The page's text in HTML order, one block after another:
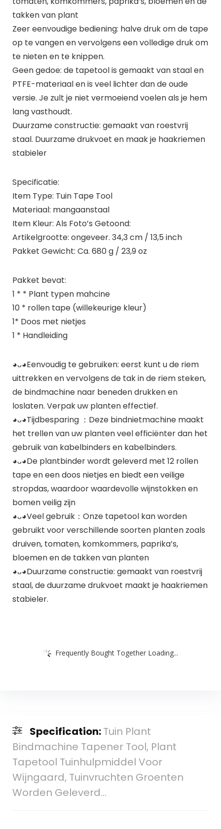
takken van plant
Zeer eenvoudige bediening: halve druk om de tape
op te vangen en vervolgens een volledige druk om
te nieten en te knippen.
Geen gedoe: de tapetool is gemaakt van staal en
PTFE-materiaal en is veel lichter dan de oude
versie. Je zult je niet vermoeiend voelen als je hem
lang vasthoudt.
Duurzame constructie: gemaakt van roestvrij
staal. Duurzame drukvoet en maak je haakriemen
stabieler
Specificatie:
Item Type: Tuin Tape Tool
Materiaal: mangaanstaal
Item Kleur: Als Foto’s Getoond:
Artikelgrootte: ongeveer. 34,3 cm / 13,5 inch
Pakket Gewicht: Ca. 680 g / 23,9 oz
Pakket bevat:
1 * * Plant typen mahcine
10 * rollen tape (willekeurige kleur)
1* Doos met nietjes
1 * Handleiding
◕ᴗ◕Eenvoudig te gebruiken: eerst kunt u de riem
uittrekken en vervolgens de tak in de riem steken,
de bindmachine naar beneden drukken en
loslaten. Verpak uw planten effectief.
◕ᴗ◕Tijdbesparing ：Deze bindnietmachine maakt
het trellen van uw planten veel efficiënter dan het
gebruik van kabelbinders en kabelbinders.
◕ᴗ◕De plantbinder wordt geleverd met 12 rollen
tape en een doos nietjes en biedt een veilige
stropdas, waardoor waardevolle wijnstokken en
bomen veilig zijn
◕ᴗ◕Veel gebruik：Onze tapetool kan worden
gebruikt voor verschillende soorten planten zoals
druiven, tomaten, komkommers, paprika’s,
bloemen en de takken van planten
◕ᴗ◕Duurzame constructie: gemaakt van roestvrij
staal, de duurzame drukvoet maakt je haakriemen
stabieler.
Frequently Bought Together Loading...
Specification:Tuin Plant
Bindmachine Tapener Tool, Plant
Tapetool Tuinhulpmiddel Voor
Wijngaard, Tuinvruchten Groenten
Worden Geleverd…